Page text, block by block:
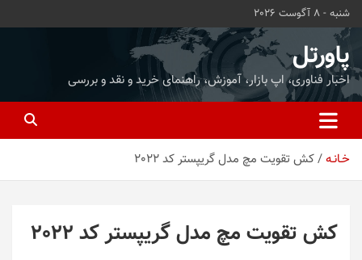
محتوا
بروید
شنبه - 8 آگوست 2026
پاورتل
اخبار فناوری، اپ بازار، آموزش، راهنمای خرید و نقد و بررسی
خـانـه کش تقویت مچ مدل گریپستر کد 2022
کش تقویت مچ مدل گریپستر کد 2022